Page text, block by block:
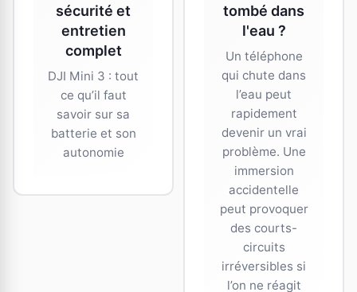
sécurité et
entretien
complet
DJI Mini 3 : tout
ce qu’il faut
savoir sur sa
batterie et son
autonomie
tombé dans
l'eau ?
Un téléphone
qui chute dans
l’eau peut
rapidement
devenir un vrai
problème. Une
immersion
accidentelle
peut provoquer
des courts-
circuits
irréversibles si
l’on ne réagit